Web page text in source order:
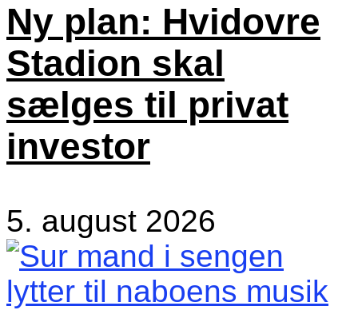
Ny plan: Hvidovre
Stadion skal
sælges til privat
investor
5. august 2026